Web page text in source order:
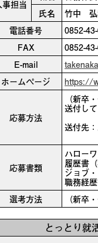
事担当
氏名
竹中
電話番号
0852-
FAX
0852-
E-mail
ホームページ
https://
応募方法
（新卒
送付して
送付先
（本
応募書類
ハロー
履歴書（
ジョブ
職務経
選考方法
（新卒
とっとり就